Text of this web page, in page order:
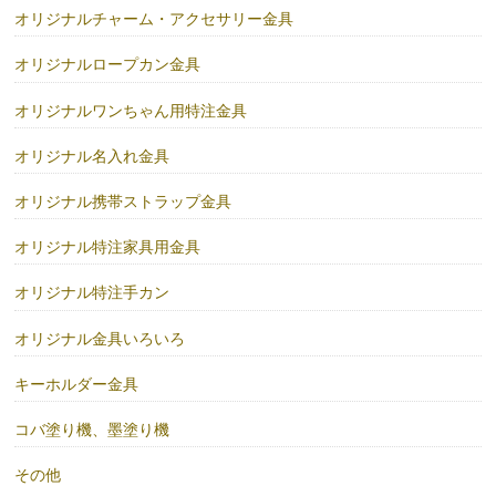
オリジナルチャーム・アクセサリー金具
オリジナルロープカン金具
オリジナルワンちゃん用特注金具
オリジナル名入れ金具
オリジナル携帯ストラップ金具
オリジナル特注家具用金具
オリジナル特注手カン
オリジナル金具いろいろ
キーホルダー金具
コバ塗り機、墨塗り機
その他